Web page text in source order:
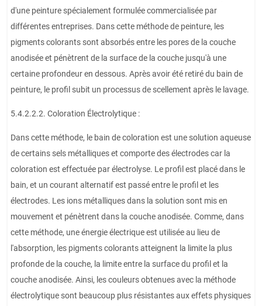
d'une peinture spécialement formulée commercialisée par
différentes entreprises. Dans cette méthode de peinture, les
pigments colorants sont absorbés entre les pores de la couche
anodisée et pénètrent de la surface de la couche jusqu'à une
certaine profondeur en dessous. Après avoir été retiré du bain de
peinture, le profil subit un processus de scellement après le lavage.
5.4.2.2.2. Coloration Électrolytique :
Dans cette méthode, le bain de coloration est une solution aqueuse
de certains sels métalliques et comporte des électrodes car la
coloration est effectuée par électrolyse. Le profil est placé dans le
bain, et un courant alternatif est passé entre le profil et les
électrodes. Les ions métalliques dans la solution sont mis en
mouvement et pénètrent dans la couche anodisée. Comme, dans
cette méthode, une énergie électrique est utilisée au lieu de
l'absorption, les pigments colorants atteignent la limite la plus
profonde de la couche, la limite entre la surface du profil et la
couche anodisée. Ainsi, les couleurs obtenues avec la méthode
électrolytique sont beaucoup plus résistantes aux effets physiques